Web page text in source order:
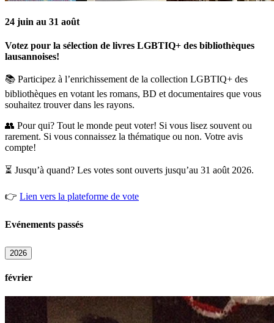
24 juin au 31 août
Votez pour la sélection de livres LGBTIQ+ des bibliothèques
lausannoises!
📚 Participez à l’enrichissement de la collection LGBTIQ+ des
bibliothèques en votant les romans, BD et documentaires que vous
souhaitez trouver dans les rayons.
👥 Pour qui? Tout le monde peut voter! Si vous lisez souvent ou
rarement. Si vous connaissez la thématique ou non. Votre avis
compte!
⏳ Jusqu’à quand? Les votes sont ouverts jusqu’au 31 août 2026.
👉 Lien vers la plateforme de vote
Evénements passés
2026
février